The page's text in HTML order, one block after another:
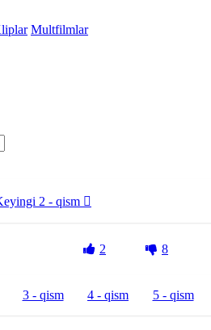
Multfilmlar
2 - qism
2 8
3 - qism 4 - qism 5 - qism